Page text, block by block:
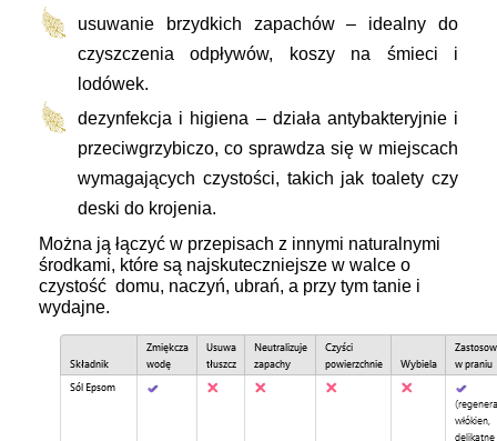
usuwanie brzydkich zapachów – idealny do
czyszczenia odpływów, koszy na śmieci i
lodówek.
dezynfekcja i higiena – działa antybakteryjnie i
przeciwgrzybiczo, co sprawdza się w miejscach
wymagających czystości, takich jak toalety czy
deski do krojenia.
Można ją łączyć w przepisach z innymi naturalnymi
środkami, które są najskuteczniejsze w walce o
czystość domu, naczyń, ubrań, a przy tym tanie i
wydajne.